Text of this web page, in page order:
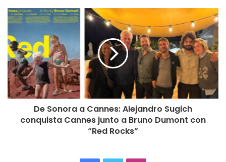
De Sonora a Cannes: Alejandro Sugich
conquista Cannes junto a Bruno Dumont con
“Red Rocks”